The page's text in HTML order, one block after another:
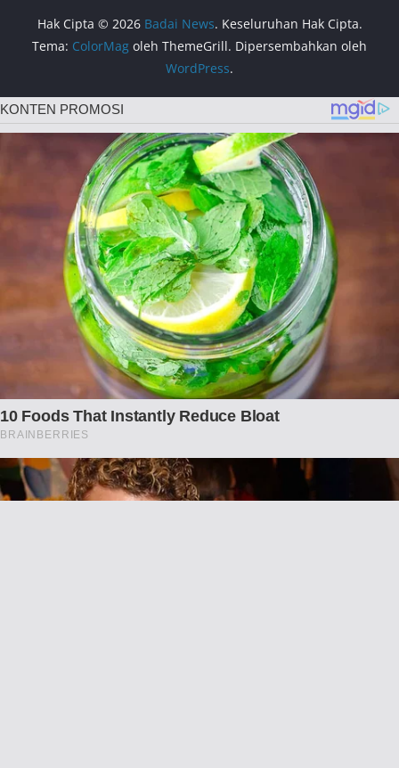
Hak Cipta © 2026 Badai News. Keseluruhan Hak Cipta.
Tema: ColorMag oleh ThemeGrill. Dipersembahkan oleh
WordPress.